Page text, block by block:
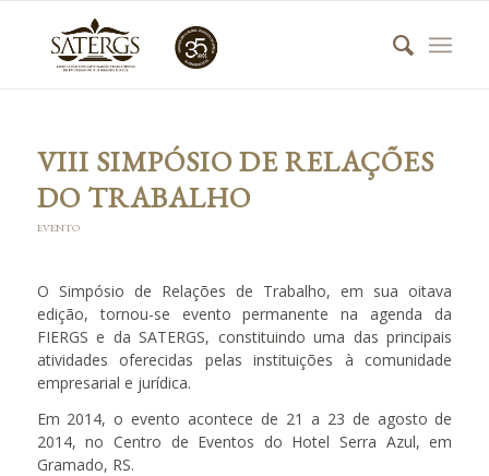
VIII SIMPÓSIO DE RELAÇÕES
DO TRABALHO
EVENTO
O Simpósio de Relações de Trabalho, em sua oitava
edição, tornou-se evento permanente na agenda da
FIERGS e da SATERGS, constituindo uma das principais
atividades oferecidas pelas instituições à comunidade
empresarial e jurídica.
Em 2014, o evento acontece de 21 a 23 de agosto de
2014, no Centro de Eventos do Hotel Serra Azul, em
Gramado, RS.